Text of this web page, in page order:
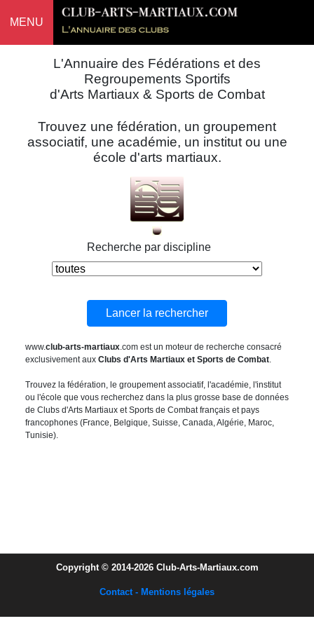
MENU
L'Annuaire des Fédérations et des
Regroupements Sportifs
d'Arts Martiaux & Sports de Combat
Trouvez une fédération, un groupement
associatif, une académie, un institut ou une
école d'arts martiaux.
Recherche par discipline
www.club-arts-martiaux.com est un moteur de recherche consacré
exclusivement aux Clubs d'Arts Martiaux et Sports de Combat.
Trouvez la fédération, le groupement associatif, l'académie, l'institut
ou l'école que vous recherchez dans la plus grosse base de données
de Clubs d'Arts Martiaux et Sports de Combat français et pays
francophones (France, Belgique, Suisse, Canada, Algérie, Maroc,
Tunisie).
Copyright © 2014-2026 Club-Arts-Martiaux.com
Contact - Mentions légales